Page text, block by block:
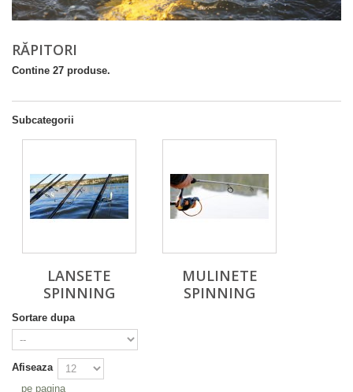
RĂPITORI
Contine 27 produse.
Subcategorii
LANSETE
SPINNING
MULINETE
SPINNING
Sortare dupa
Afiseaza
pe pagina